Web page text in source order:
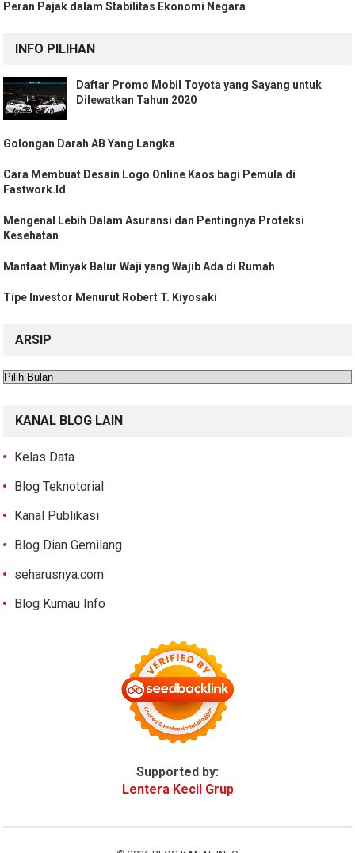
Peran Pajak dalam Stabilitas Ekonomi Negara
INFO PILIHAN
Daftar Promo Mobil Toyota yang Sayang untuk
Dilewatkan Tahun 2020
Golongan Darah AB Yang Langka
Cara Membuat Desain Logo Online Kaos bagi Pemula di
Fastwork.Id
Mengenal Lebih Dalam Asuransi dan Pentingnya Proteksi
Kesehatan
Manfaat Minyak Balur Waji yang Wajib Ada di Rumah
Tipe Investor Menurut Robert T. Kiyosaki
ARSIP
Arsip
KANAL BLOG LAIN
Kelas Data
Blog Teknotorial
Kanal Publikasi
Blog Dian Gemilang
seharusnya.com
Blog Kumau Info
Supported by:
Lentera Kecil Grup